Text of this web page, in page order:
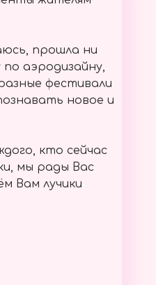
прошла ни
аэродизайну,
фестивали
новое и
кто сейчас
мы рады Вас
Вам лучики